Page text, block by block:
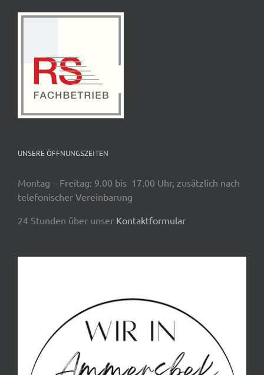
UNSERE ÖFFNUNGSZEITEN
Montag – Freitag: 9.00 bis 17.00 Uhr, zusätzlich nach
telefonischer Vereinbarung
24 Stunden über unser Kontaktformular